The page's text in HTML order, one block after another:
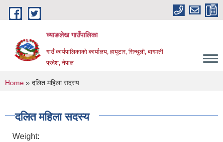
Skip to main content
घ्याङलेख गाउँपालिका
गाउँ कार्यपालिकाको कार्यालय, हायुटार, सिन्धुली, बागमती
प्रदेश, नेपाल
You are here
Home » दलित महिला सदस्य
दलित महिला सदस्य
Weight: